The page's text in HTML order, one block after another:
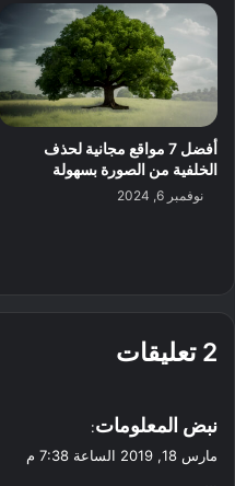
أفضل 7 مواقع مجانية لحذف
الخلفية من الصورة بسهولة
نوفمبر 6, 2024
‫2 تعليقات
ينبض المعلومات:
مارس 18, 2019 الساعة 7:38 م